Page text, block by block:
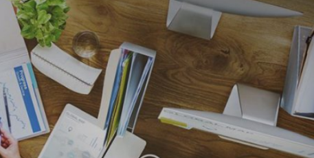
查看详情 联系我们